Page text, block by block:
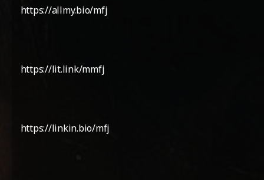
https://allmy.bio/mfj
https://lit.link/mmfj
https://linkin.bio/mfj